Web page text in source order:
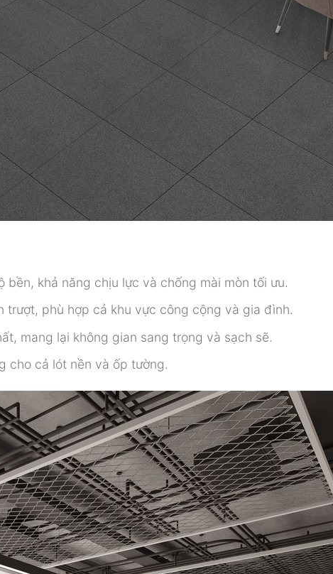
bền, khả năng chịu lực và chống mài mòn tối ưu.
trượt, phù hợp cả khu vực công cộng và gia đình.
mang lại không gian sang trọng và sạch sẽ.
cho cả lót nền và ốp tường.